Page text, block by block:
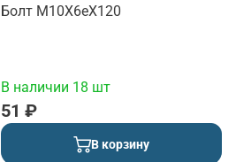
Болт М10Х6еХ120
В наличии 18 шт
51 ₽
В корзину